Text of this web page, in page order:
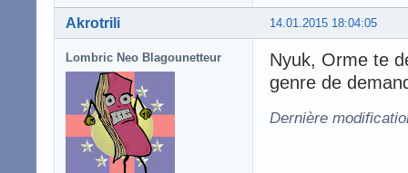
14.01.2015 18:04:05
Akrotrili
Lombric Neo Blagounetteur
Nyuk, Orme te
genre de
Dernière